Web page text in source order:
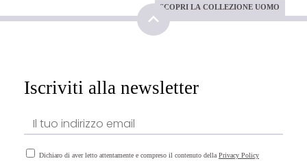
SCOPRI LA COLLEZIONE UOMO
Iscriviti alla newsletter
Dichiaro di aver letto attentamente e compreso il contenuto della Privacy Policy